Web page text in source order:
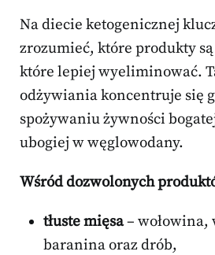
Na diecie ketogenicznej
zrozumieć, które produkty
które lepiej wyeliminować.
odżywiania koncentruje się
spożywaniu żywności
ubogiej w węglowodany.
Wśród dozwolonych
tłuste mięsa– wołowina,
baranina oraz drób,